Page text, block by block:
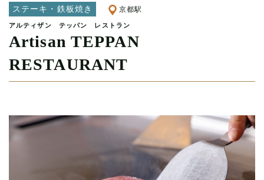
ステーキ・鉄板焼き 京都駅
アルティザン テッパン レストラン
Artisan TEPPAN
RESTAURANT